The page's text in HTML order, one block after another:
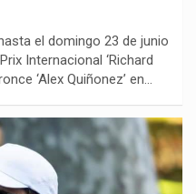
el domingo 23 de junio
Internacional ‘Richard
‘Alex Quiñonez’ en…